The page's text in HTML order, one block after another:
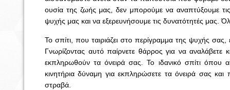
ουσία της ζωής μας, δεν μπορούμε να αναπτύξουμε τις
ψυχής μας και να εξερευνήσουμε τις δυνατότητές
Το σπίτι, που ταιριάζει στο περίγραμμα της ψυχής σας,
Γνωρίζοντας αυτό παίρνετε θάρρος για να
εκπληρωθούν τα όνειρά σας. Το ιδανικό σπίτι όπου
κινητήρια δύναμη για εκπληρώσετε τα όνειρά σας
στραβά.